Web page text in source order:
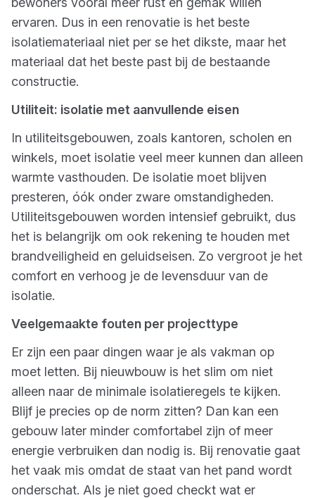
ervaren. Dus in een renovatie is het beste
isolatiemateriaal niet per se het dikste, maar het
materiaal dat het beste past bij de bestaande
constructie.
Utiliteit: isolatie met aanvullende eisen
In utiliteitsgebouwen, zoals kantoren, scholen en
winkels, moet isolatie veel meer kunnen dan alleen
warmte vasthouden. De isolatie moet blijven
presteren, óók onder zware omstandigheden.
Utiliteitsgebouwen worden intensief gebruikt, dus
het is belangrijk om ook rekening te houden met
brandveiligheid en geluidseisen. Zo vergroot je het
comfort en verhoog je de levensduur van de
isolatie.
Veelgemaakte fouten per projecttype
Er zijn een paar dingen waar je als vakman op
moet letten. Bij nieuwbouw is het slim om niet
alleen naar de minimale isolatieregels te kijken.
Blijf je precies op de norm zitten? Dan kan een
gebouw later minder comfortabel zijn of meer
energie verbruiken dan nodig is. Bij renovatie gaat
het vaak mis omdat de staat van het pand wordt
onderschat. Als je niet goed checkt wat er